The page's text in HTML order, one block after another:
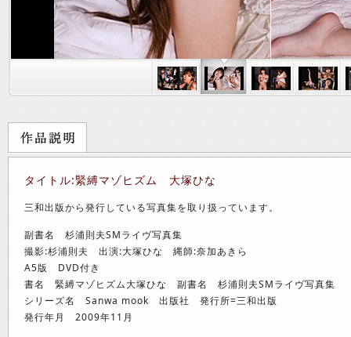
タイトル:緊縛マゾヒズム 大塚ひな
三和出版から発行している写真集を取り扱っています。
副書名 杉浦則夫SMライヴ写真集
撮影:杉浦則夫 出演:大塚ひな 縄師:奈加あきら
A5版 DVD付き
書名 緊縛マゾヒズム大塚ひな 副書名 杉浦則夫SMライヴ写真集
シリーズ名 Sanwa mook 出版社 発行所=三和出版
発行年月 2009年11月